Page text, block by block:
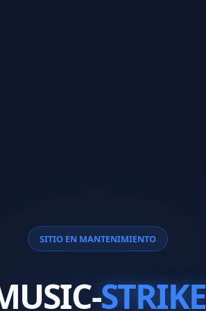
SITIO EN MANTENIMIENTO
STRIKE